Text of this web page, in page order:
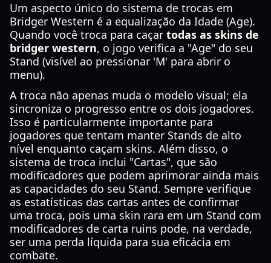
Um aspecto único do sistema de trocas em
Bridger Western é a equalização da Idade (Age).
Quando você troca para caçar todas as skins de
bridger western, o jogo verifica a "Age" do seu
Stand (visível ao pressionar 'M' para abrir o
menu).
A troca não apenas muda o modelo visual; ela
sincroniza o progresso entre os dois jogadores.
Isso é particularmente importante para
jogadores que tentam manter Stands de alto
nível enquanto caçam skins. Além disso, o
sistema de troca inclui "Cartas", que são
modificadores que podem aprimorar ainda mais
as capacidades do seu Stand. Sempre verifique
as estatísticas das cartas antes de confirmar
uma troca, pois uma skin rara em um Stand com
modificadores de carta ruins pode, na verdade,
ser uma perda líquida para sua eficácia em
combate.